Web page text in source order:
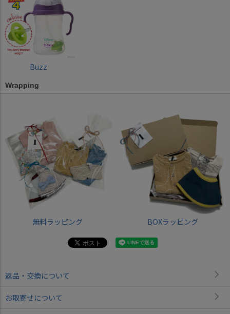
Buzz
Wrapping
無料ラッピング BOXラッピング
返品・交換について
お取寄せについて